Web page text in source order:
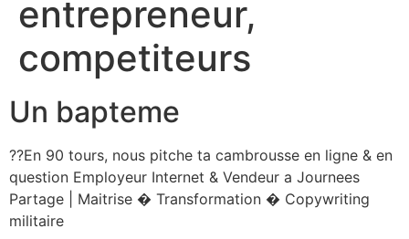
entrepreneur,
competiteurs
Un bapteme
??En 90 tours, nous pitche ta cambrousse en ligne & en
question Employeur Internet & Vendeur a Journees
Partage | Maitrise � Transformation � Copywriting
militaire